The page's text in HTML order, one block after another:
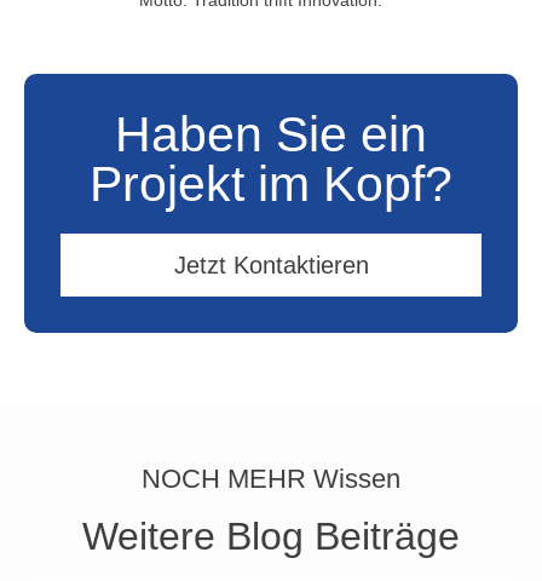
Haben Sie ein
Projekt im Kopf?
Jetzt Kontaktieren
NOCH MEHR Wissen
Weitere Blog Beiträge